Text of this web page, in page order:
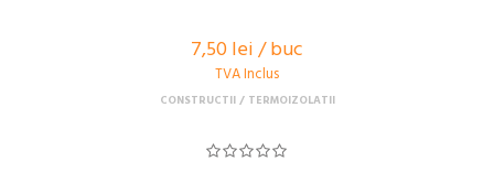
7,50 lei / buc
TVA Inclus
CONSTRUCTII TERMOIZOLATII